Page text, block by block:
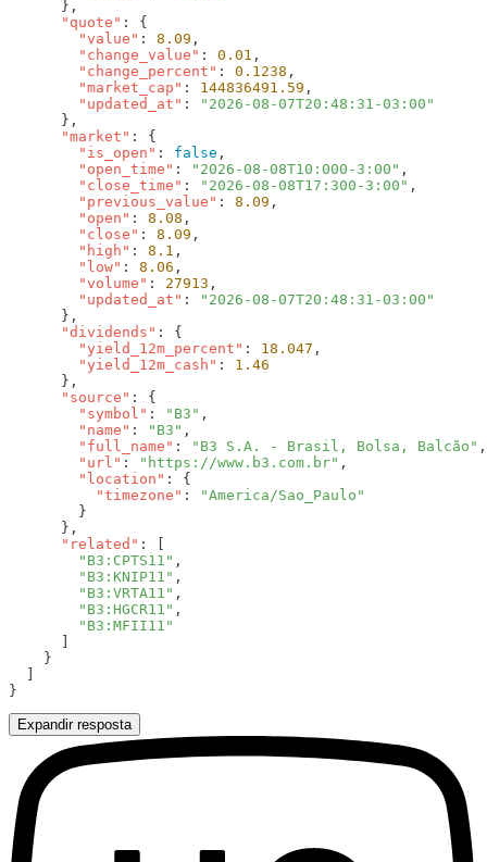
      "quote"
        "value"
: 8.09
        "change_value"
: 0.01
        "change_percent"
: 0.1238
        "market_cap"
: 144836491.59
        "updated_at"
:
      "market"
        "is_open"
: false
        "open_time"
: "2026-08-08T10:000-3:00"
        "close_time"
: "2026-08-08T17:300-3:00"
        "previous_value"
: 8.09
        "open"
: 8.08
        "close"
: 8.09
        "high"
: 8.1
        "low"
: 8.06
        "volume"
: 27913
        "updated_at"
:
      "dividends"
        "yield_12m_percent"
: 18.047
        "yield_12m_cash"
:
      "source"
        "symbol"
: "B3"
        "name"
: "B3"
        "full_name"
:
"B3 S.A. - Brasil, Bolsa, Balcão"
        "url"
: "https://www.b3.com.br"
        "location"
          "timezone"
:
      "related"
        "B3:CPTS11"
        "B3:KNIP11"
        "B3:VRTA11"
        "B3:HGCR11"
Expandir resposta